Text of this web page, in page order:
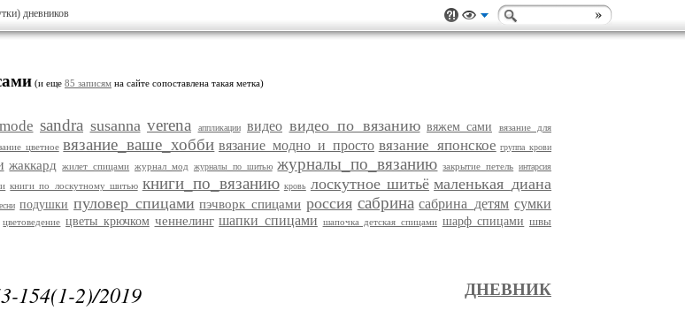
дневников
(и еще 85 записям на сайте сопоставлена такая метка)
sandra susanna verena аппликации видео видео по вязанию вяжем_сами
вязание для
цветное вязание_ваше_хобби вязание_модно_и_просто вязание_японское группа крови
жаккард жилет спицами журнал_мод журналы по шитью журналы_по_вязанию закрытие петель интарсия
книги по лоскутному шитью книги_по_вязанию кровь лоскутное шитьё маленькая_диана
подушки пуловер спицами пэчворк спицами россия сабрина сабрина_детям сумки
цветоведение цветы крючком ченнелинг шапки спицами шапочка детская спицами шарф спицами швы
2)/2019 ДНЕВНИК